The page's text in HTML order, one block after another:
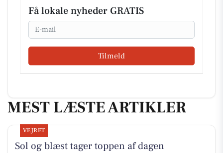
Få lokale nyheder GRATIS
Email
Tilmeld
MEST LÆSTE ARTIKLER
VEJRET
Sol og blæst tager toppen af dagen